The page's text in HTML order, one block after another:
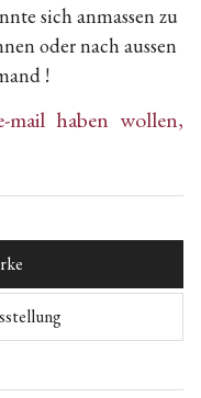
sich anmassen zu
oder nach aussen
!
mail haben wollen,